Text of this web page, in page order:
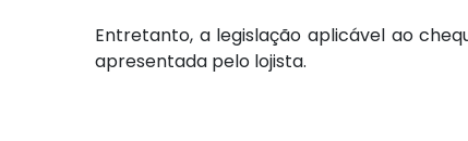
Entretanto, a legislação aplicável ao
apresentada pelo lojista.